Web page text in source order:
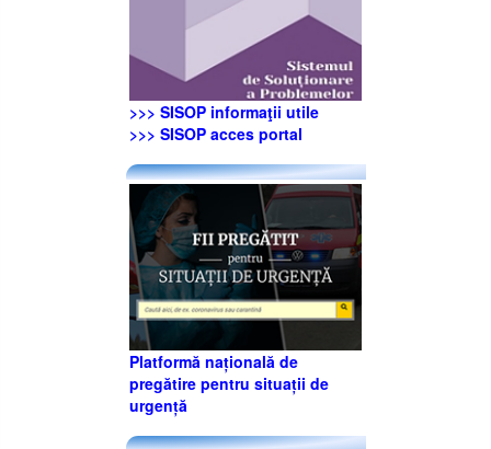
>>> SISOP informaţii utile
>>> SISOP acces portal
Platformă națională de
pregătire pentru situații de
urgență